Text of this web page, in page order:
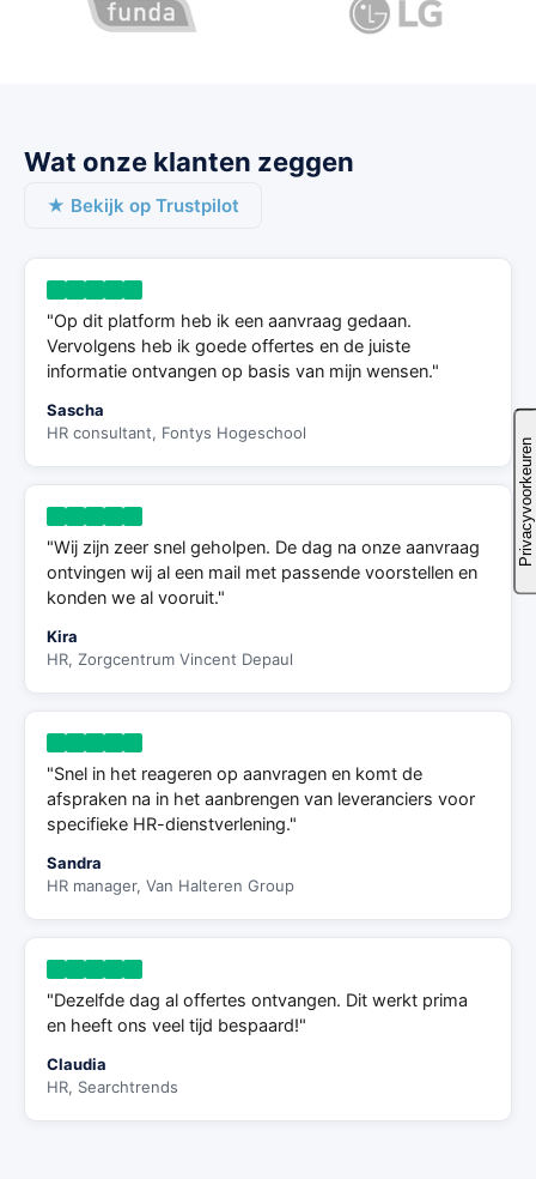
Wat onze klanten zeggen
★ Bekijk op Trustpilot
"Op dit platform heb ik een aanvraag gedaan.
Vervolgens heb ik goede offertes en de juiste
informatie ontvangen op basis van mijn wensen."
Sascha
HR consultant, Fontys Hogeschool
"Wij zijn zeer snel geholpen. De dag na onze aanvraag
ontvingen wij al een mail met passende voorstellen en
konden we al vooruit."
Kira
HR, Zorgcentrum Vincent Depaul
"Snel in het reageren op aanvragen en komt de
afspraken na in het aanbrengen van leveranciers voor
specifieke HR-dienstverlening."
Sandra
HR manager, Van Halteren Group
"Dezelfde dag al offertes ontvangen. Dit werkt prima
en heeft ons veel tijd bespaard!"
Claudia
HR, Searchtrends